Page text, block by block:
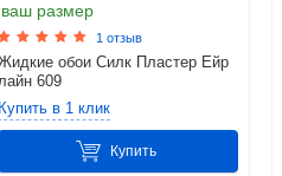
ваш размер
1 отзыв
обои Силк Пластер Ейр
609
Купить в 1 клик
Купить